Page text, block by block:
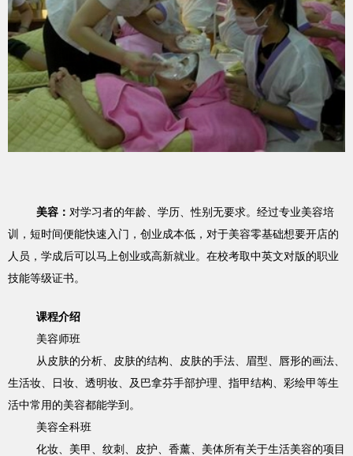
美容： 对学习者的年龄、学历、性别无要求。经过专业美容培
训，短时间便能快速入门，创业成本低，对于美容零基础想要开店的
人员，学成后可以马上创业或高新就业。在校考取中英文对版的职业
技能等级证书。
课程介绍
美容师班
从皮肤的分析、皮肤的结构、皮肤的手法、眉型、唇形的画法、
生活妆、日妆、透明妆、及巴拿芬手部护理、指甲结构、彩绘甲等生
活中常用的美容都能学到。
美容全科班
化妆、美甲、纹刺、皮护、香薰、美体所有关于生活美容的项目